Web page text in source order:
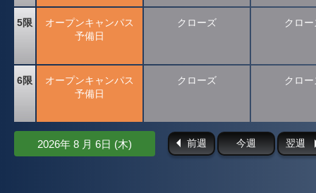
5限
6限
オープンキャンパス
予備日
オープンキャンパス
予備日
クローズ
クローズ
クロ
クロ
2026年 8 月 6日 (木) 前週 今週 翌週